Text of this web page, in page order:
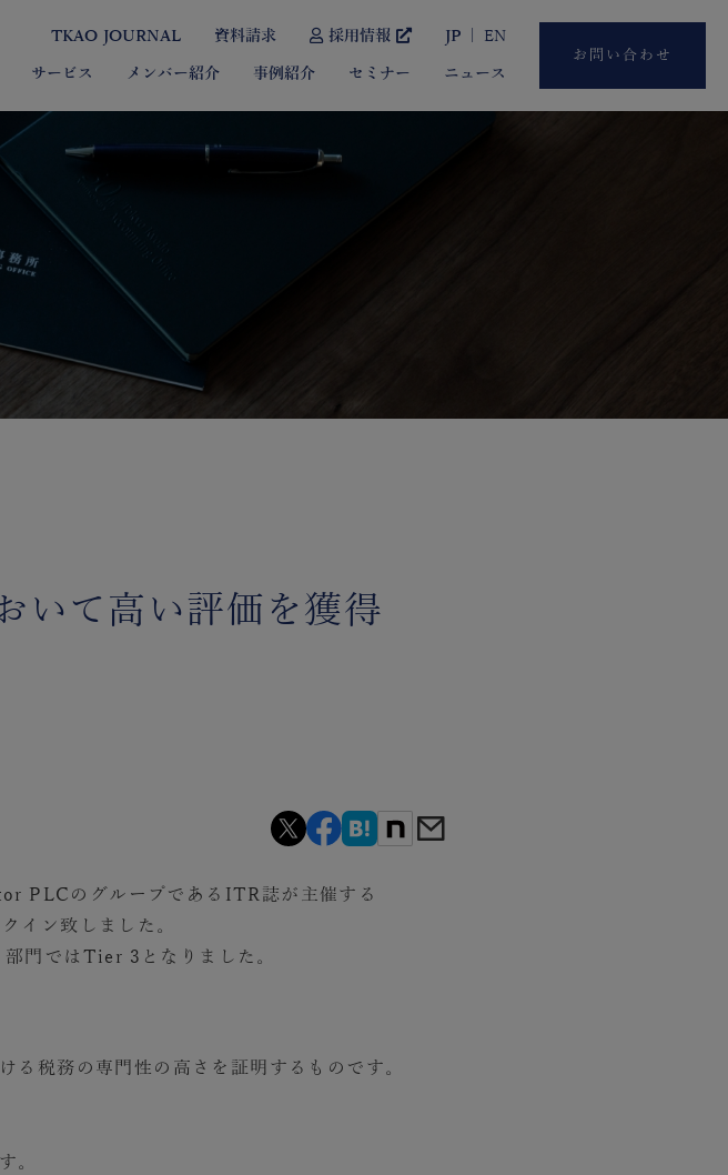
TKAO JOURNAL 資料請求 採用情報 JP EN
サービス メンバー紹介 事例紹介 セミナー ニュース
お問い合わせ
いて高い評価を獲得
のグループであるITR誌が主催する
イン致しました。
門ではTier 3となりました。
る税務の専門性の高さを証明するものです。
。